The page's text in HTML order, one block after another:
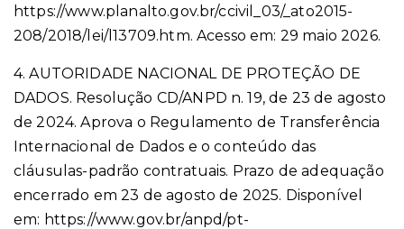
https://www.planalto.gov.br/ccivil_03/_ato2015-
208/2018/lei/l13709.htm. Acesso em: 29 maio 2026.
4. AUTORIDADE NACIONAL DE PROTEÇÃO DE
DADOS. Resolução CD/ANPD n. 19, de 23 de agosto
de 2024. Aprova o Regulamento de Transferência
Internacional de Dados e o conteúdo das
cláusulas-padrão contratuais. Prazo de adequação
encerrado em 23 de agosto de 2025. Disponível
em: https://www.gov.br/anpd/pt-